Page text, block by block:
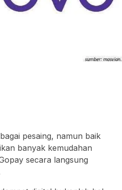
pesaing, namun baik
banyak kemudahan
secara langsung